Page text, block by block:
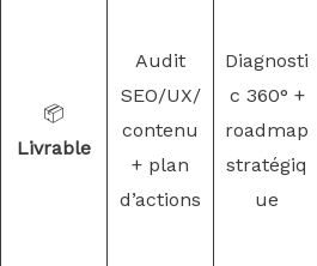
📦
Livrable
Audit
SEO/UX/
contenu
+ plan
d’actions
Diagnosti
c 360° +
roadmap
stratégiq
ue